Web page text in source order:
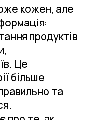
кожен, але
продуктів
Це
більше
та